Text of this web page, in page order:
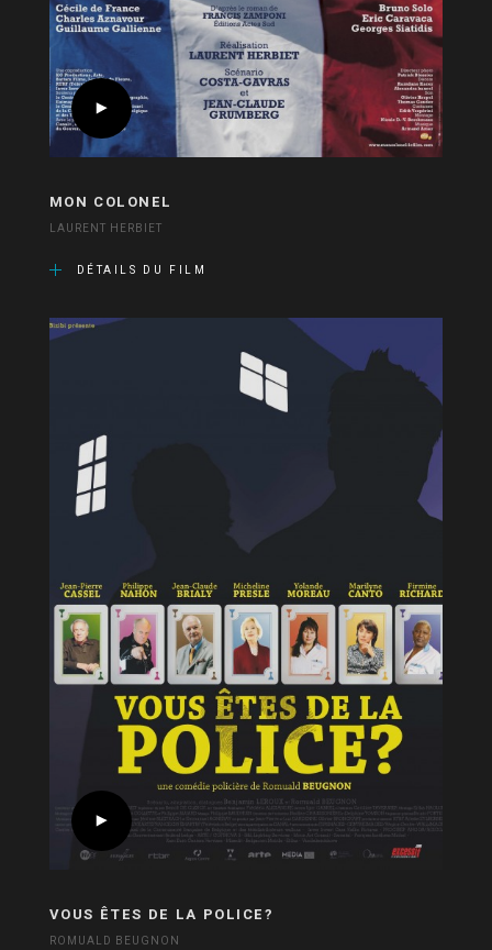
MON COLONEL
LAURENT HERBIET
DÉTAILS DU FILM
VOUS ÊTES DE LA POLICE?
ROMUALD BEUGNON